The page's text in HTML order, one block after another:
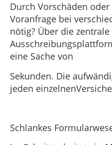
Durch Vorschäden
Voranfrage bei
nötig? Über die zentrale
eine Sache von
Sekunden. Die
jeden
Schlankes